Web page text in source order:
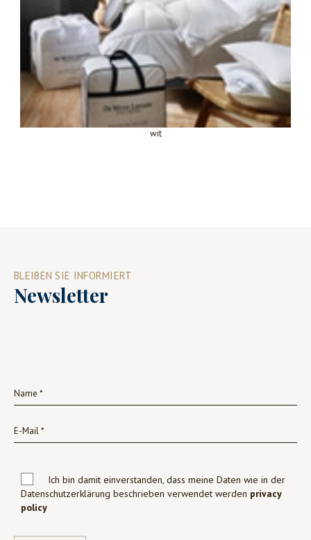
wit
BLEIBEN SIE INFORMIERT
Newsletter
Ich bin damit einverstanden, dass meine Daten wie in der
Datenschutzerklärung beschrieben verwendet werden privacy
policy